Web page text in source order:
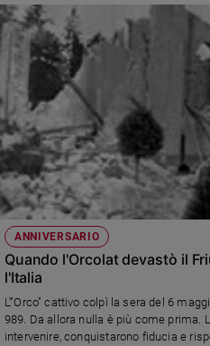
ANNIVERSARIO
Quando l'Orcolat devastò il
l'Italia
L'"Orco" cattivo colpì la sera del 6
989. Da allora nulla è più come prima.
intervenire, conquistarono fiducia e